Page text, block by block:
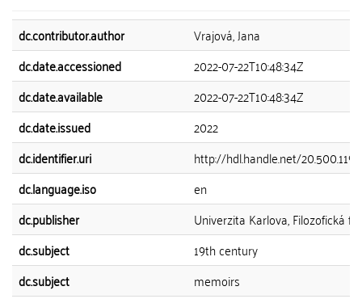
dc.contributor.author
Vrajová, Jana
dc.date.accessioned
2022-07-22T10:48:34Z
dc.date.available
2022-07-22T10:48:34Z
dc.date.issued
2022
dc.identifier.uri
http://hdl.handle.net/
dc.language.iso
en
dc.publisher
Univerzita Karlova, Filozofická
dc.subject
19th century
dc.subject
memoirs